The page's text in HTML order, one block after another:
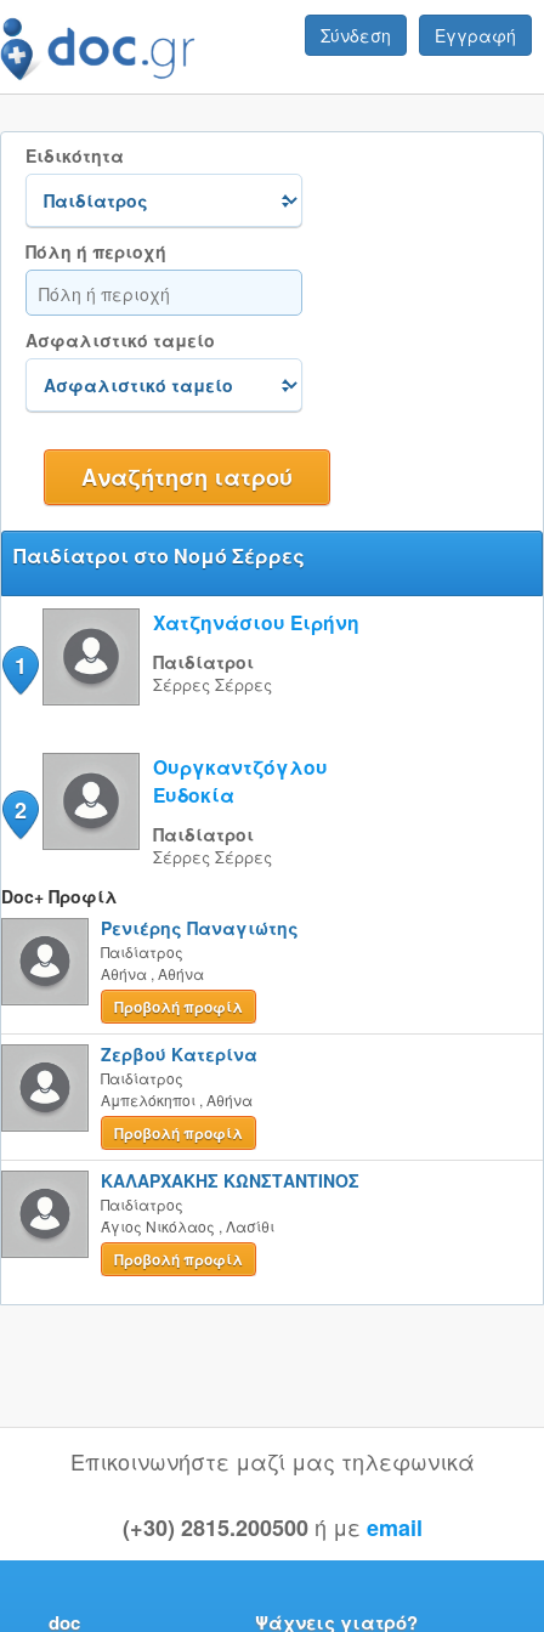
Σύνδεση Εγγραφή
Ειδικότητα
Πόλη ή περιοχή
Ασφαλιστικό ταμείο
Παιδίατροι στο Νομό Σέρρες
1
Χατζηνάσιου Ειρήνη
Παιδίατροι
Σέρρες Σέρρες
2
Ουργκαντζόγλου
Ευδοκία
Παιδίατροι
Σέρρες Σέρρες
Doc+ Προφίλ
Ρενιέρης Παναγιώτης
Παιδίατρος
Αθήνα , Αθήνα
Προβολή προφίλ
Ζερβού Κατερίνα
Παιδίατρος
Αμπελόκηποι , Αθήνα
Προβολή προφίλ
ΚΑΛΑΡΧΑΚΗΣ ΚΩΝΣΤΑΝΤΙΝΟΣ
Παιδίατρος
Άγιος Νικόλαος , Λασίθι
Προβολή προφίλ
Επικοινωνήστε μαζί μας τηλεφωνικά
(+30) 2815.200500 ή με email
doc Ψάχνεις γιατρό?